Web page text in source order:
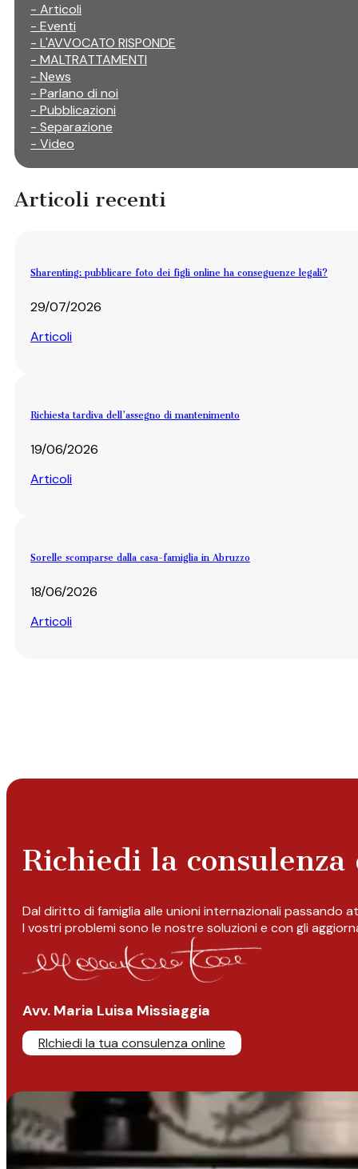
- Articoli
- Eventi
- L'AVVOCATO RISPONDE
- MALTRATTAMENTI
- News
- Parlano di noi
- Pubblicazioni
- Separazione
- Video
Articoli recenti
Sharenting: pubblicare foto dei figli online ha conseguenze legali?
29/07/2026
Articoli
Richiesta tardiva dell’assegno di mantenimento
19/06/2026
Articoli
Sorelle scomparse dalla casa-famiglia in Abruzzo
18/06/2026
Articoli
Richiedi la
Dal diritto di famiglia alle unioni internazionali passando
I vostri problemi sono le nostre soluzioni e con gli
Avv. Maria Luisa Missiaggia
RIchiedi la tua consulenza online